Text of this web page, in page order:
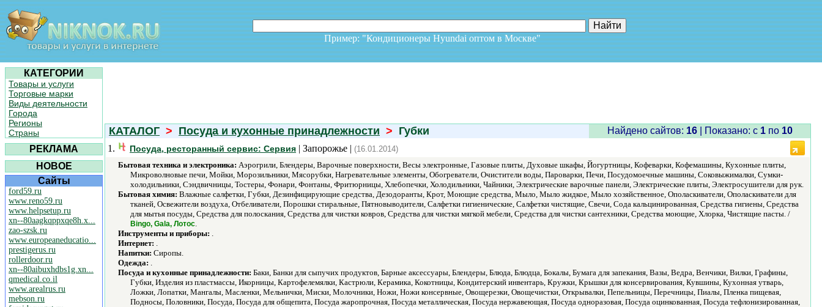
Пример: "Кондиционеры Hyundai оптом в Москве"
КАТЕГОРИИ
Товары и услуги
Торговые марки
Виды деятельности
Города
Регионы
Страны
РЕКЛАМА
НОВОЕ
Сайты
ford59.ru
www.reno59.ru
www.helpsetup.ru
xn--80aagkqppxqe8h.x...
zao-szsk.ru
www.europeaneducatio...
prestigerus.ru
rollerdoor.ru
xn--80aibuxhdbs1g.xn...
qmedical.co.il
www.arealrus.ru
mebson.ru
КАТАЛОГ > Посуда и кухонные принадлежности > Губки Найдено сайтов: 16| Показано: c 1по 10
1.
Посуда, ресторанный сервис: Сервия | Запорожье | (16.01.2014)
Бытовая техника и электроника: Аэрогрили, Блендеры, Варочные поверхности, Весы электронные, Газовые плиты, Духовые шкафы, Йогуртницы, Кофеварки, Кофемашины, Кухонные плиты,
Микроволновые печи, Мойки, Морозильники, Мясорубки, Нагревательные элементы, Обогреватели, Очистители воды, Пароварки, Печи, Посудомоечные машины, Соковыжималки, Сумки-
холодильники, Сэндвичницы, Тостеры, Фонари, Фонтаны, Фритюрницы, Хлебопечки, Холодильники, Чайники, Электрические варочные панели, Электрические плиты, Электросушители для рук.
Бытовая химия: Влажные салфетки, Губки, Дезинфицирующие средства, Дезодоранты, Крот, Моющие средства, Мыло, Мыло жидкое, Мыло хозяйственное, Ополаскиватели, Ополаскиватели для
тканей, Освежители воздуха, Отбеливатели, Порошки стиральные, Пятновыводители, Салфетки гигиенические, Салфетки чистящие, Свечи, Сода кальцинированная, Средства гигиены, Средства
для мытья посуды, Средства для полоскания, Средства для чистки ковров, Средства для чистки мягкой мебели, Средства для чистки сантехники, Средства моющие, Хлорка, Чистящие пасты. /
Bingo, Gala, Лотос.
Инструменты и приборы: .
Интернет: .
Напитки: Сиропы.
Одежда: .
Посуда и кухонные принадлежности: Баки, Банки для сыпучих продуктов, Барные аксессуары, Блендеры, Блюда, Блюдца, Бокалы, Бумага для запекания, Вазы, Ведра, Венчики, Вилки, Графины,
Губки, Изделия из пластмассы, Икорницы, Картофелемялки, Кастрюли, Керамика, Кокотницы, Кондитерский инвентарь, Кружки, Крышки для консервирования, Кувшины, Кухонная утварь,
Ложки, Лопатки, Мангалы, Масленки, Мельнички, Миски, Молочники, Ножи, Ножи консервные, Овощерезки, Овощечистки, Открывалки, Пепельницы, Перечницы, Пиалы, Пленка пищевая,
Подносы, Половники, Посуда, Посуда для общепита, Посуда жаропрочная, Посуда металлическая, Посуда нержавеющая, Посуда одноразовая, Посуда оцинкованная, Посуда тефлонизированная,